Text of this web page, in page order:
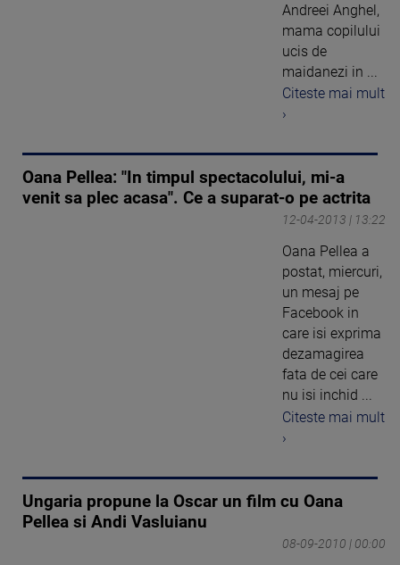
Andreei Anghel,
mama copilului
ucis de
maidanezi in ...
Citeste mai mult
›
Oana Pellea: "In timpul spectacolului, mi-a
venit sa plec acasa". Ce a suparat-o pe actrita
12-04-2013 | 13:22
Oana Pellea a
postat, miercuri,
un mesaj pe
Facebook in
care isi exprima
dezamagirea
fata de cei care
nu isi inchid ...
Citeste mai mult
›
Ungaria propune la Oscar un film cu Oana
Pellea si Andi Vasluianu
08-09-2010 | 00:00